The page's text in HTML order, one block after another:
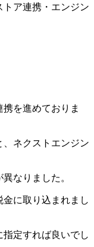
ア連携・エンジン
を進めておりま
ネクストエンジン
なりました。
に取り込まれまし
定すれば良いでし